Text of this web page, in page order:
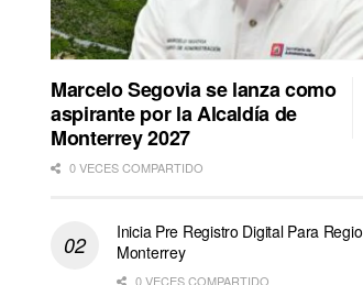
Marcelo Segovia se lanza como
aspirante por la Alcaldía de
Monterrey 2027
0 VECES COMPARTIDO
Inicia Pre Registro Digital Para
Monterrey
0 VECES COMPARTIDO